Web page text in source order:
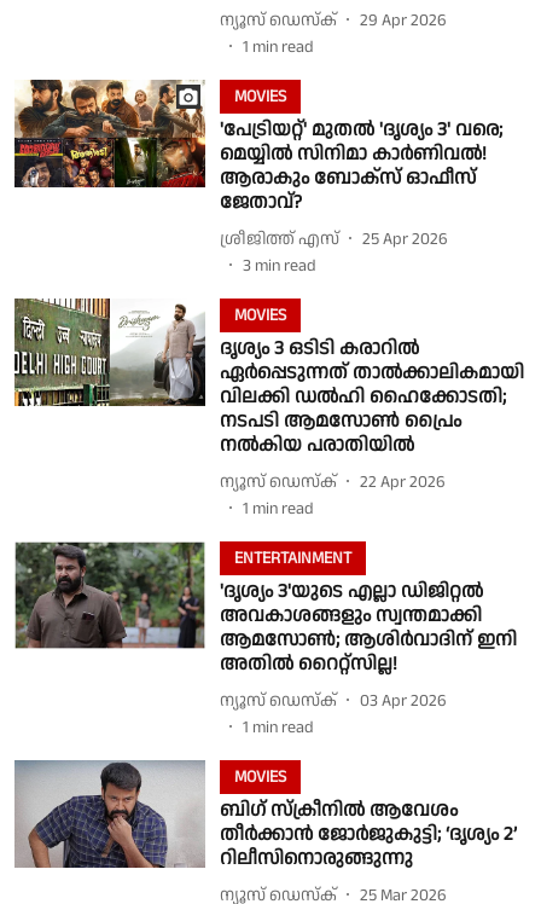
ന്യൂസ് ഡെസ്ക്
29 Apr 2026
1 min read
MOVIES
'പേട്രിയറ്റ്' മുതൽ 'ദൃശ്യം 3' വരെ;
മെയ്യിൽ സിനിമാ കാർണിവൽ!
ആരാകും ബോക്സ് ഓഫീസ്
ജേതാവ്?
ശ്രീജിത്ത് എസ്
25 Apr 2026
3 min read
MOVIES
ദൃശ്യം 3 ഒടിടി കരാറിൽ
ഏർപ്പെടുന്നത് താൽക്കാലികമായി
വിലക്കി ഡൽഹി ഹൈക്കോടതി;
നടപടി ആമസോൺ പ്രൈം
നൽകിയ പരാതിയിൽ
ന്യൂസ് ഡെസ്ക്
22 Apr 2026
1 min read
ENTERTAINMENT
'ദൃശ്യം 3'യുടെ എല്ലാ ഡിജിറ്റൽ
അവകാശങ്ങളും സ്വന്തമാക്കി
ആമസോൺ; ആശിർവാദിന് ഇനി
അതിൽ റൈറ്റ്‌സില്ല!
ന്യൂസ് ഡെസ്ക്
03 Apr 2026
1 min read
MOVIES
ബിഗ് സ്‌ക്രീനിൽ ആവേശം
തീർക്കാൻ ജോർജുകുട്ടി; ‘ദൃശ്യം 2’
റിലീസിനൊരുങ്ങുന്നു
ന്യൂസ് ഡെസ്ക്
25 Mar 2026